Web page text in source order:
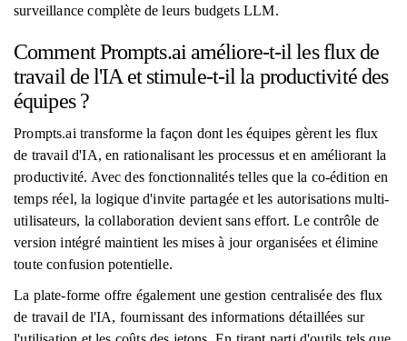
surveillance complète de leurs budgets LLM.
Comment Prompts.ai améliore-t-il les flux de
travail de l'IA et stimule-t-il la productivité des
équipes ?
Prompts.ai transforme la façon dont les équipes gèrent les flux
de travail d'IA, en rationalisant les processus et en améliorant la
productivité. Avec des fonctionnalités telles que la co-édition en
temps réel, la logique d'invite partagée et les autorisations multi-
utilisateurs, la collaboration devient sans effort. Le contrôle de
version intégré maintient les mises à jour organisées et élimine
toute confusion potentielle.
La plate-forme offre également une gestion centralisée des flux
de travail de l'IA, fournissant des informations détaillées sur